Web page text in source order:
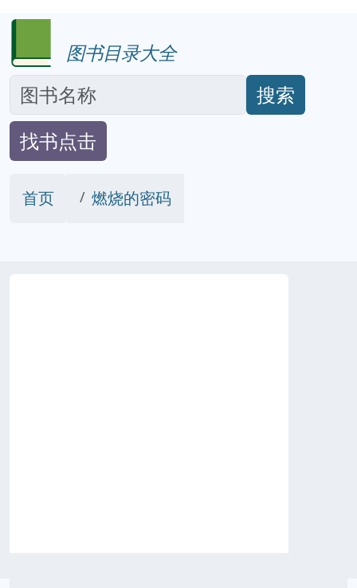
图书目录大全
搜索
找书点击
首页 燃烧的密码